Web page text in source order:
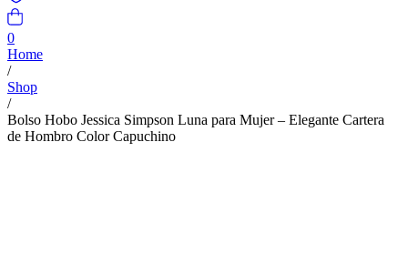
0
Home
/
Shop
/
Bolso Hobo Jessica Simpson Luna para Mujer – Elegante Cartera
de Hombro Color Capuchino